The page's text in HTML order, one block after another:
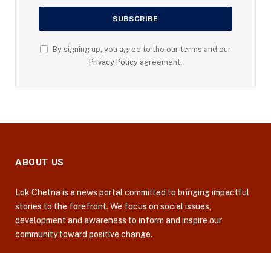
By signing up, you agree to the our terms and our
Privacy Policy agreement.
ABOUT US
Lok Chetna is a news portal committed to bringing impactful
stories to the forefront. We focus on social issues,
development and awareness to inform and inspire our
community toward positive change.